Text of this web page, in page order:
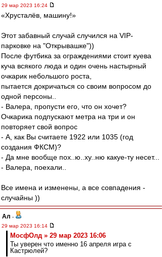
29 мар 2023 16:24
«Хрусталёв, машину!»
Этот забавный случай случился на VIP-
парковке на "Открывашке"))
После футбика за ограждениями стоит куева
куча всякого люда и один очень настырный
очкарик небольшого роста,
пытается докричаться со своим вопросом до
одной персоны..
- Валера, пропусти его, что он хочет?
Очкарика подпускают метра на три и он
повторяет свой вопрос
- А, как Вы считаете 1922 или 1035 (год
создания ФКСМ)?
- Да мне вообще пох..ю..ху..ню какуе-ту несет...
- Валера, поехали..
Все имена и изменены, а все совпадения -
случайны ))
Ал -
29 мар 2023 16:14
МосфОлд » 29 мар 2023 16:06
Ты уверен что именно 16 апреля игра с
Кастрюлей?